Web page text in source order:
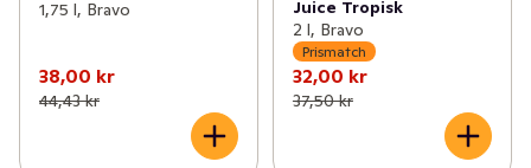
1,75 l, Bravo
38,00 kr
44,43 kr
Juice Tropisk
2 l, Bravo
Prismatch
32,00 kr
37,50 kr